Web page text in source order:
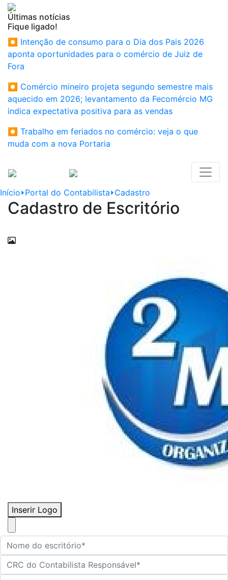
Últimas notícias
Fique ligado!
⏺ Intenção de consumo para o Dia dos Pais 2026
aponta oportunidades para o comércio de Juiz de
Fora
⏺ Comércio mineiro projeta segundo semestre mais
aquecido em 2026; levantamento da Fecomércio MG
indica expectativa positiva para as vendas
⏺ Trabalho em feriados no comércio: veja o que
muda com a nova Portaria
Início⏵Portal do Contabilista⏵Cadastro
Cadastro de Escritório
Inserir Logo